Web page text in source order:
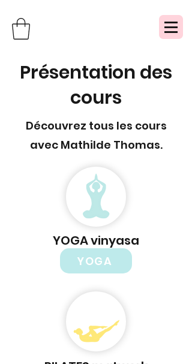
Présentation des
cours
Découvrez tous les cours
avec Mathilde Thomas.
YOGA vinyasa
YOGA